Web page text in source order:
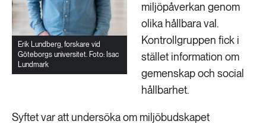
Erik Lundberg, forskare vid
Göteborgs universitet. Foto: Isac
Lundmark
miljöpåverkan genom
olika hållbara val.
Kontrollgruppen fick i
stället information om
gemenskap och social
hållbarhet.
Syftet var att undersöka om miljöbudskapet